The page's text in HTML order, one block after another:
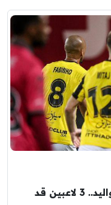
الاتحاد يجهز مفاجأة في خانة المواليد.. 3 لاعبين قد